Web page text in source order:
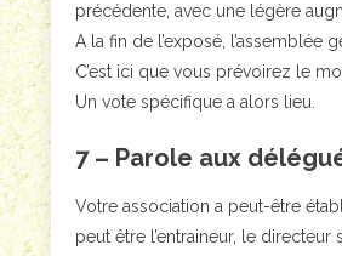
précédente, avec une légère
A la fin de l’exposé, l’assemblée
C’est ici que vous prévoirez le
Un vote spécifique a alors lieu.
7 – Parole aux
Votre association a peut-être
peut être l’entraineur, le